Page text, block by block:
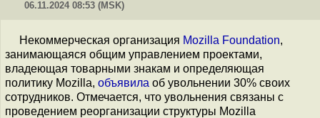
06.11.2024 08:53 (MSK)
Некоммерческая организация Mozilla Foundation,
занимающаяся общим управлением проектами,
владеющая товарными знакам и определяющая
политику Mozilla, объявила об увольнении 30% своих
сотрудников. Отмечается, что увольнения связаны с
проведением реорганизации структуры Mozilla